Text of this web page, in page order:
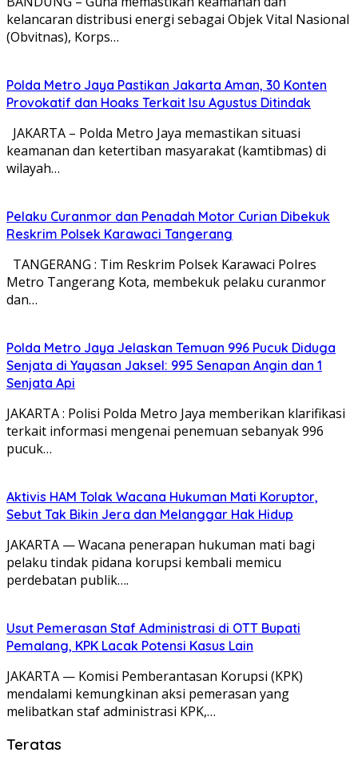
kelancaran distribusi energi sebagai Objek Vital Nasional
(Obvitnas), Korps…
Polda Metro Jaya Pastikan Jakarta Aman, 30 Konten
Provokatif dan Hoaks Terkait Isu Agustus Ditindak
JAKARTA – Polda Metro Jaya memastikan situasi
keamanan dan ketertiban masyarakat (kamtibmas) di
wilayah…
Pelaku Curanmor dan Penadah Motor Curian Dibekuk
Reskrim Polsek Karawaci Tangerang
TANGERANG : Tim Reskrim Polsek Karawaci Polres
Metro Tangerang Kota, membekuk pelaku curanmor
dan…
Polda Metro Jaya Jelaskan Temuan 996 Pucuk Diduga
Senjata di Yayasan Jaksel: 995 Senapan Angin dan 1
Senjata Api
JAKARTA : Polisi Polda Metro Jaya memberikan klarifikasi
terkait informasi mengenai penemuan sebanyak 996
pucuk…
Aktivis HAM Tolak Wacana Hukuman Mati Koruptor,
Sebut Tak Bikin Jera dan Melanggar Hak Hidup
JAKARTA — Wacana penerapan hukuman mati bagi
pelaku tindak pidana korupsi kembali memicu
perdebatan publik….
Usut Pemerasan Staf Administrasi di OTT Bupati
Pemalang, KPK Lacak Potensi Kasus Lain
JAKARTA — Komisi Pemberantasan Korupsi (KPK)
mendalami kemungkinan aksi pemerasan yang
melibatkan staf administrasi KPK,…
Teratas